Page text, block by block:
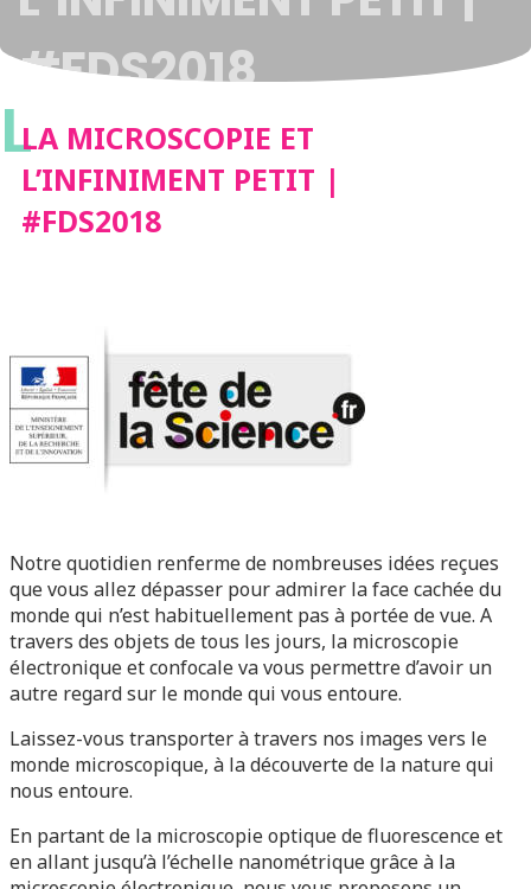
#FDS2018
LLA MICROSCOPIE ET
L’INFINIMENT PETIT |
#FDS2018
Notre quotidien renferme de nombreuses idées reçues
que vous allez dépasser pour admirer la face cachée du
monde qui n’est habituellement pas à portée de vue. A
travers des objets de tous les jours, la microscopie
électronique et confocale va vous permettre d’avoir un
autre regard sur le monde qui vous entoure.
Laissez-vous transporter à travers nos images vers le
monde microscopique, à la découverte de la nature qui
nous entoure.
En partant de la microscopie optique de fluorescence et
en allant jusqu’à l’échelle nanométrique grâce à la